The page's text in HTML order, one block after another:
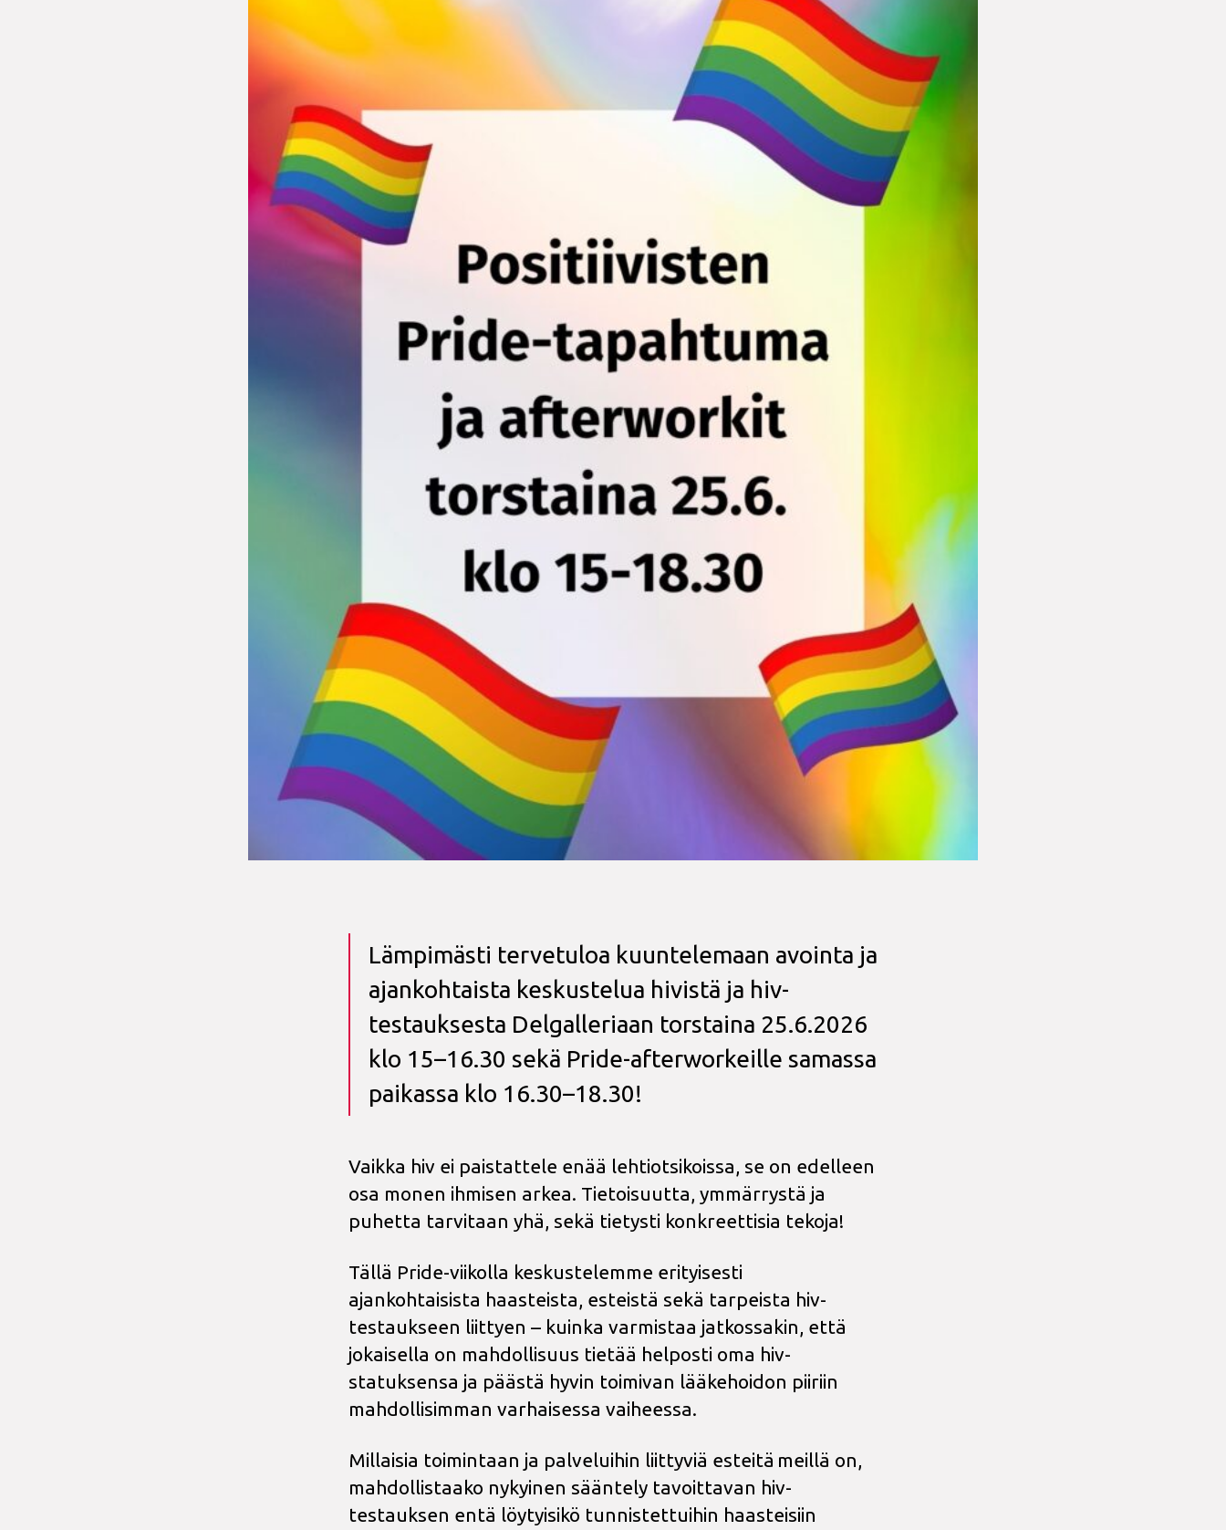
Lämpimästi tervetuloa kuuntelemaan avointa ja
ajankohtaista keskustelua hivistä ja hiv-
testauksesta Delgalleriaan torstaina 25.6.2026
klo 15–16.30 sekä Pride-afterworkeille samassa
paikassa klo 16.30–18.30!
Vaikka hiv ei paistattele enää lehtiotsikoissa, se on edelleen
osa monen ihmisen arkea. Tietoisuutta, ymmärrystä ja
puhetta tarvitaan yhä, sekä tietysti konkreettisia tekoja!
Tällä Pride-viikolla keskustelemme erityisesti
ajankohtaisista haasteista, esteistä sekä tarpeista hiv-
testaukseen liittyen – kuinka varmistaa jatkossakin, että
jokaisella on mahdollisuus tietää helposti oma hiv-
statuksensa ja päästä hyvin toimivan lääkehoidon piiriin
mahdollisimman varhaisessa vaiheessa.
Millaisia toimintaan ja palveluihin liittyviä esteitä meillä on,
mahdollistaako nykyinen sääntely tavoittavan hiv-
testauksen entä löytyisikö tunnistettuihin haasteisiin